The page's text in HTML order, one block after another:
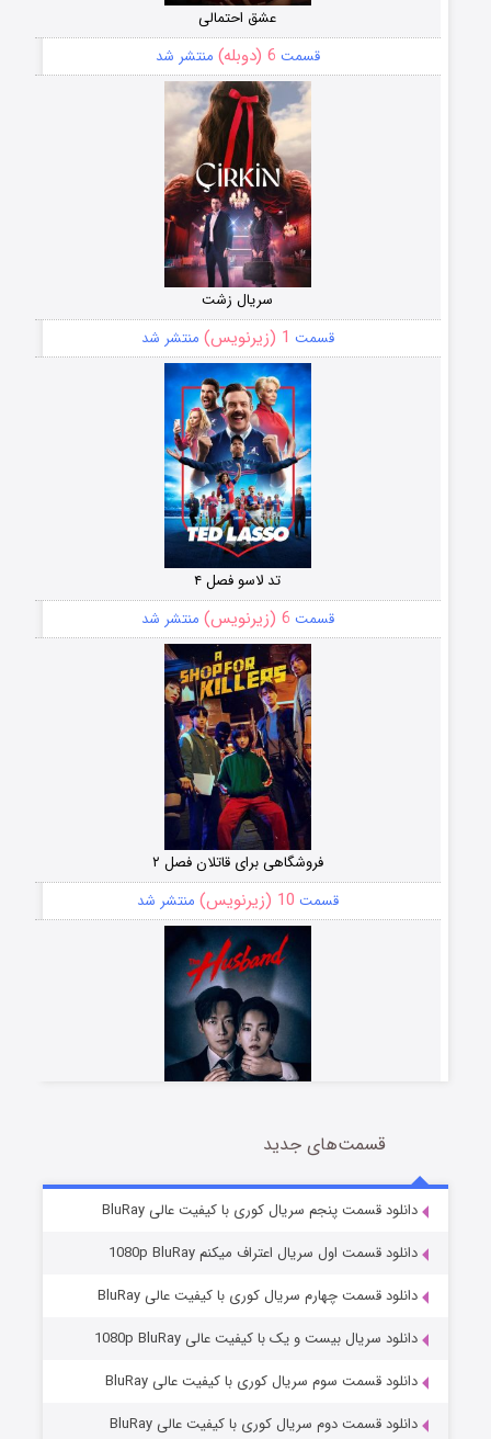
عشق احتمالی
قسمت 6 (دوبله) منتشر شد
سریال زشت
قسمت 1 (زیرنویس) منتشر شد
تد لاسو فصل ۴
قسمت 6 (زیرنویس) منتشر شد
فروشگاهی برای قاتلان فصل ۲
قسمت 10 (زیرنویس) منتشر شد
قسمت8 (زیرنویس) منتشر شد
عملیات آپارتمان
قسمت‌های جدید
دانلود قسمت پنجم سریال کوری با کیفیت عالی BluRay
دانلود قسمت اول سریال اعتراف میکنم 1080p BluRay
دانلود قسمت چهارم سریال کوری با کیفیت عالی BluRay
دانلود سریال بیست و یک با کیفیت عالی 1080p BluRay
دانلود قسمت سوم سریال کوری با کیفیت عالی BluRay
دانلود قسمت دوم سریال کوری با کیفیت عالی BluRay